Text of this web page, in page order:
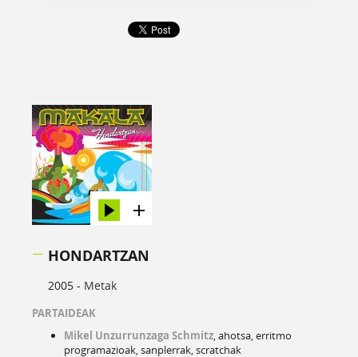
HONDARTZAN
2005 - Metak
PARTAIDEAK
Mikel Unzurrunzaga Schmitz, ahotsa, erritmo
programazioak, sanplerrak, scratchak